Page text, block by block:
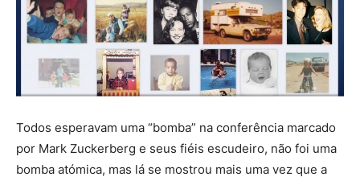
Todos esperavam uma “bomba” na conferência marcado
por Mark Zuckerberg e seus fiéis escudeiro, não foi uma
bomba atómica, mas lá se mostrou mais uma vez que a